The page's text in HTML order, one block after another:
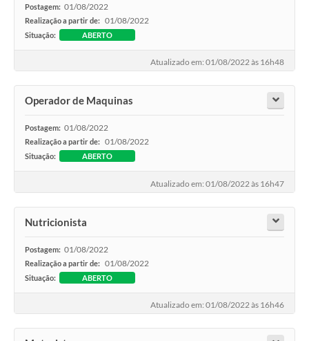
Postagem: 01/08/2022
Realização a partir de: 01/08/2022
Situação: ABERTO
Atualizado em: 01/08/2022 às 16h48
Operador de Maquinas
Postagem: 01/08/2022
Realização a partir de: 01/08/2022
Situação: ABERTO
Atualizado em: 01/08/2022 às 16h47
Nutricionista
Postagem: 01/08/2022
Realização a partir de: 01/08/2022
Situação: ABERTO
Atualizado em: 01/08/2022 às 16h46